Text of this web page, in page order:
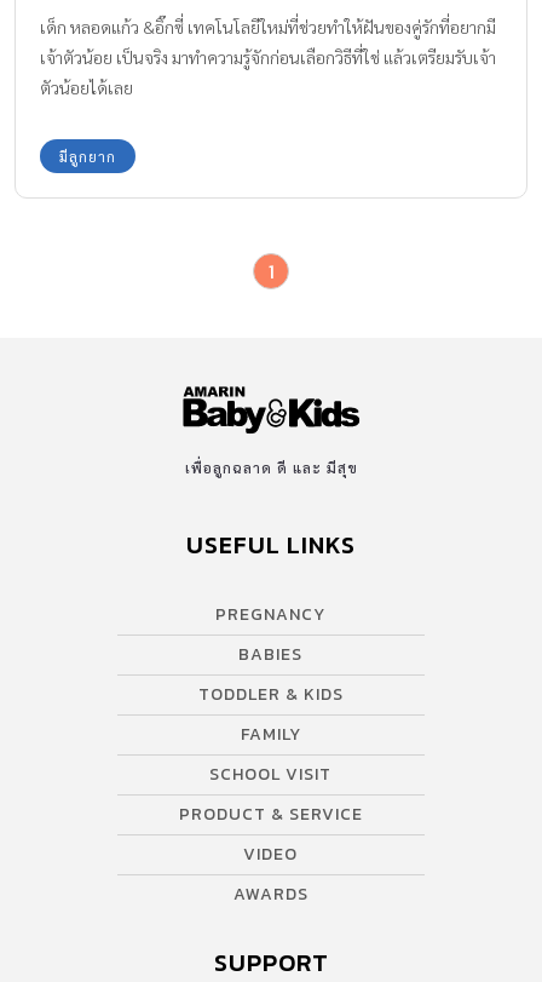
เด็ก หลอดแก้ว &อิ๊กซี่ เทคโนโลยีใหม่ที่ช่วยทำให้ฝันของคู่รักที่อยากมี
เจ้าตัวน้อย เป็นจริง มาทำความรู้จักก่อนเลือกวิธีที่ใช่ แล้วเตรียมรับเจ้า
ตัวน้อยได้เลย
มีลูกยาก
1
เพื่อลูกฉลาด ดี และ มีสุข
USEFUL LINKS
PREGNANCY
BABIES
TODDLER & KIDS
FAMILY
SCHOOL VISIT
PRODUCT & SERVICE
VIDEO
AWARDS
SUPPORT